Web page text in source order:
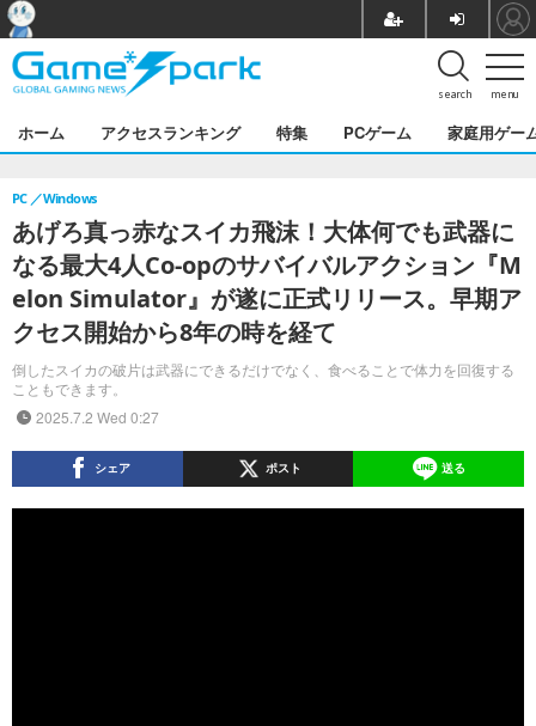
menu
search
ホーム アクセスランキング 特集 PCゲーム 家庭用ゲー
あげろ真っ赤なスイカ飛沫！大体何でも武器に
なる最大4人Co-opのサバイバルアクション『M
elon Simulator』が遂に正式リリース。早期ア
クセス開始から8年の時を経て
倒したスイカの破片は武器にできるだけでなく、食べることで体力を回復する
こともできます。
PC Windows
2025.7.2 Wed 0:27
シェア ポスト 送る